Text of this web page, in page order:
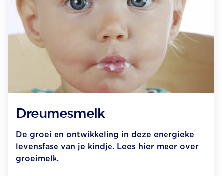
Dreumesmelk
De groei en ontwikkeling in deze energieke
levensfase van je kindje. Lees hier meer over
groeimelk.